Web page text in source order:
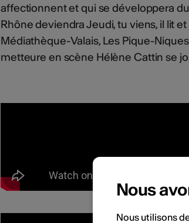
affectionnent et qui se développera
Rhône deviendra Jeudi, tu viens, il lit
Médiathèque-Valais, Les Pique-
metteure en scène Hélène Cattin se
Nous
Nous utilisons